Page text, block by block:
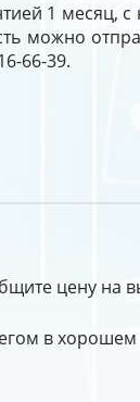
1 месяц,
можно
66-39.
цену на
в хорошем